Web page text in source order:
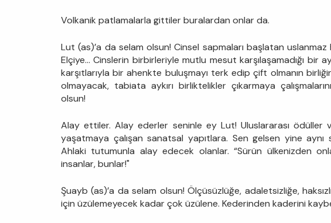
Volkanik patlamalarla gittiler buralardan onlar da.
Lut (as)’a da selam olsun! Cinsel sapmaları başlatan uslanmaz
Elçiye... Cinslerin birbirleriyle mutlu mesut karşılaşamadığı bir
karşıtlarıyla bir ahenkte buluşmayı terk edip çift olmanın
olmayacak, tabiata aykırı birliktelikler çıkarmaya
olsun!
Alay ettiler. Alay ederler seninle ey Lut! Uluslararası
yaşatmaya çalışan sanatsal yapıtlara. Sen gelsen yine
Ahlaki tutumunla alay edecek olanlar. “Sürün ülkenizden
insanlar, bunlar!"
Şuayb (as)’a da selam olsun! Ölçüsüzlüğe, adaletsizliğe,
için üzülemeyecek kadar çok üzülene. Kederinden kaderini